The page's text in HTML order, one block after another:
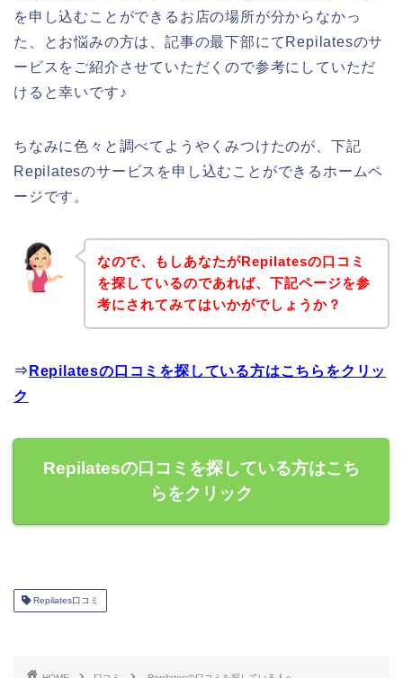
を申し込むことができるお店の場所が分からなかっ
た、とお悩みの方は、記事の最下部にてRepilatesのサ
ービスをご紹介させていただくので参考にしていただ
けると幸いです♪
ちなみに色々と調べてようやくみつけたのが、下記
Repilatesのサービスを申し込むことができるホームペ
ージです。
なので、もしあなたがRepilatesの口コミ
を探しているのであれば、下記ページを参
考にされてみてはいかがでしょうか？
⇒ Repilatesの口コミを探している方はこちらをクリッ
ク
Repilatesの口コミを探している方はこち
らをクリック
Repilates口コミ